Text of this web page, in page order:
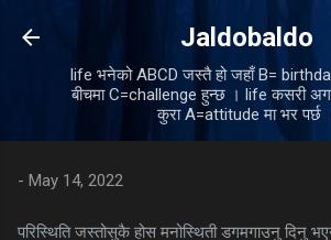
Skip to main content
Jaldobaldo
life भनेको ABCD जस्तै हो जहाँ B=
बीचमा C=challenge हुन्छ । life कसरी
कुरा A=attitude मा भर पर्छ
- May 14, 2022
परिस्थिति जस्तोसुकै होस मनोस्थिती डगमगाउनु दिनु